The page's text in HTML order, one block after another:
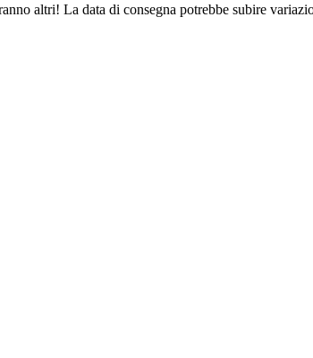
altri! La data di consegna potrebbe subire